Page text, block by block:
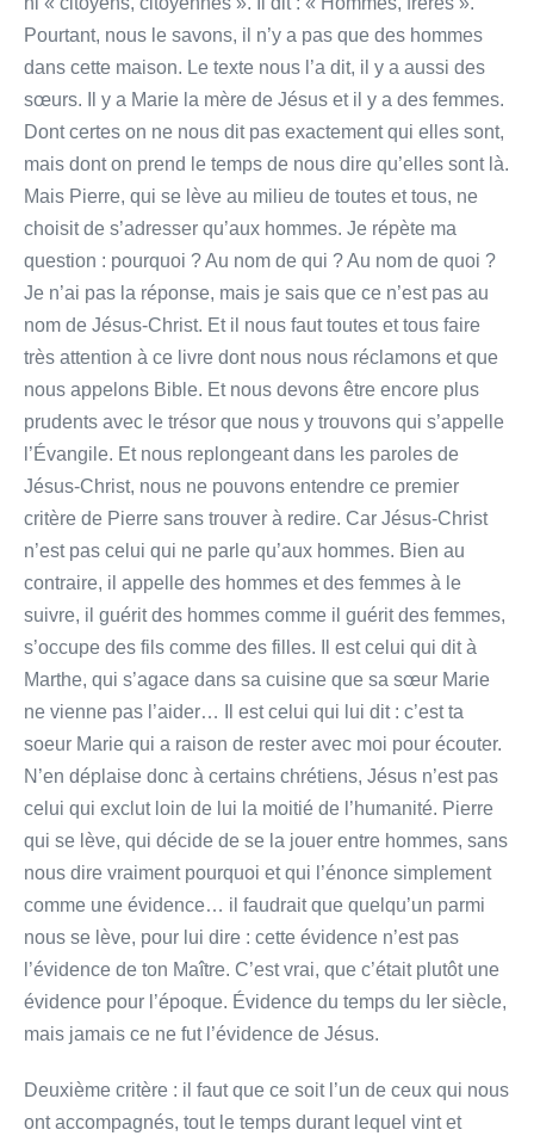
Pourtant, nous le savons, il n’y a pas que des hommes
dans cette maison. Le texte nous l’a dit, il y a aussi des
sœurs. Il y a Marie la mère de Jésus et il y a des femmes.
Dont certes on ne nous dit pas exactement qui elles sont,
mais dont on prend le temps de nous dire qu’elles sont là.
Mais Pierre, qui se lève au milieu de toutes et tous, ne
choisit de s’adresser qu’aux hommes. Je répète ma
question : pourquoi ? Au nom de qui ? Au nom de quoi ?
Je n’ai pas la réponse, mais je sais que ce n’est pas au
nom de Jésus-Christ. Et il nous faut toutes et tous faire
très attention à ce livre dont nous nous réclamons et que
nous appelons Bible. Et nous devons être encore plus
prudents avec le trésor que nous y trouvons qui s’appelle
l’Évangile. Et nous replongeant dans les paroles de
Jésus-Christ, nous ne pouvons entendre ce premier
critère de Pierre sans trouver à redire. Car Jésus-Christ
n’est pas celui qui ne parle qu’aux hommes. Bien au
contraire, il appelle des hommes et des femmes à le
suivre, il guérit des hommes comme il guérit des femmes,
s’occupe des fils comme des filles. Il est celui qui dit à
Marthe, qui s’agace dans sa cuisine que sa sœur Marie
ne vienne pas l’aider… Il est celui qui lui dit : c’est ta
soeur Marie qui a raison de rester avec moi pour écouter.
N’en déplaise donc à certains chrétiens, Jésus n’est pas
celui qui exclut loin de lui la moitié de l’humanité. Pierre
qui se lève, qui décide de se la jouer entre hommes, sans
nous dire vraiment pourquoi et qui l’énonce simplement
comme une évidence… il faudrait que quelqu’un parmi
nous se lève, pour lui dire : cette évidence n’est pas
l’évidence de ton Maître. C’est vrai, que c’était plutôt une
évidence pour l’époque. Évidence du temps du Ier siècle,
mais jamais ce ne fut l’évidence de Jésus.
Deuxième critère : il faut que ce soit l’un de ceux qui nous
ont accompagnés, tout le temps durant lequel vint et